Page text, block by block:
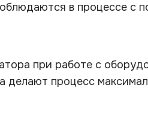
в процессе с
при работе с
процесс